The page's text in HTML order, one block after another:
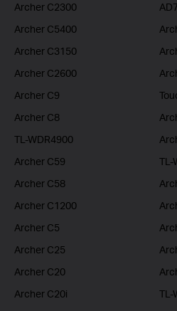
Archer C2300
Archer C5400
Archer C3150
Archer C2600
Archer C9
Archer C8
TL-WDR4900
Archer C59
TL-
Archer C58
Archer C1200
Archer C5
Archer C25
Archer C20
Archer C20i
TL-